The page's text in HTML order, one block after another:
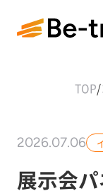
TOP/
2026.07.06
展示会